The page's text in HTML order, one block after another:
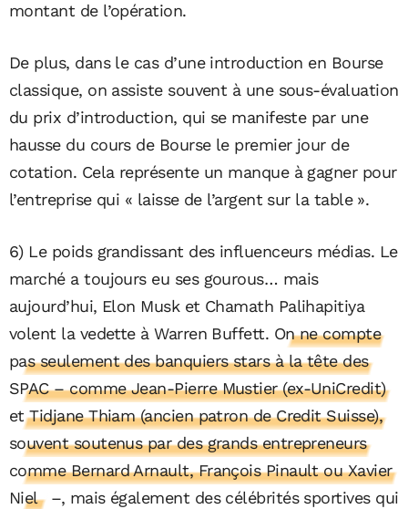
montant de l’opération.
De plus, dans le cas d’une introduction en Bourse
classique, on assiste souvent à une sous-évaluation
du prix d’introduction, qui se manifeste par une
hausse du cours de Bourse le premier jour de
cotation. Cela représente un manque à gagner pour
l’entreprise qui « laisse de l’argent sur la table ».
6) Le poids grandissant des influenceurs médias. Le
marché a toujours eu ses gourous… mais
aujourd’hui, Elon Musk et Chamath Palihapitiya
volent la vedette à Warren Buffett. On ne compte
pas seulement des banquiers stars à la tête des
SPAC – comme Jean-Pierre Mustier (ex-UniCredit)
et Tidjane Thiam (ancien patron de Credit Suisse),
souvent soutenus par des grands entrepreneurs
comme Bernard Arnault, François Pinault ou Xavier
Niel –, mais également des célébrités sportives qui